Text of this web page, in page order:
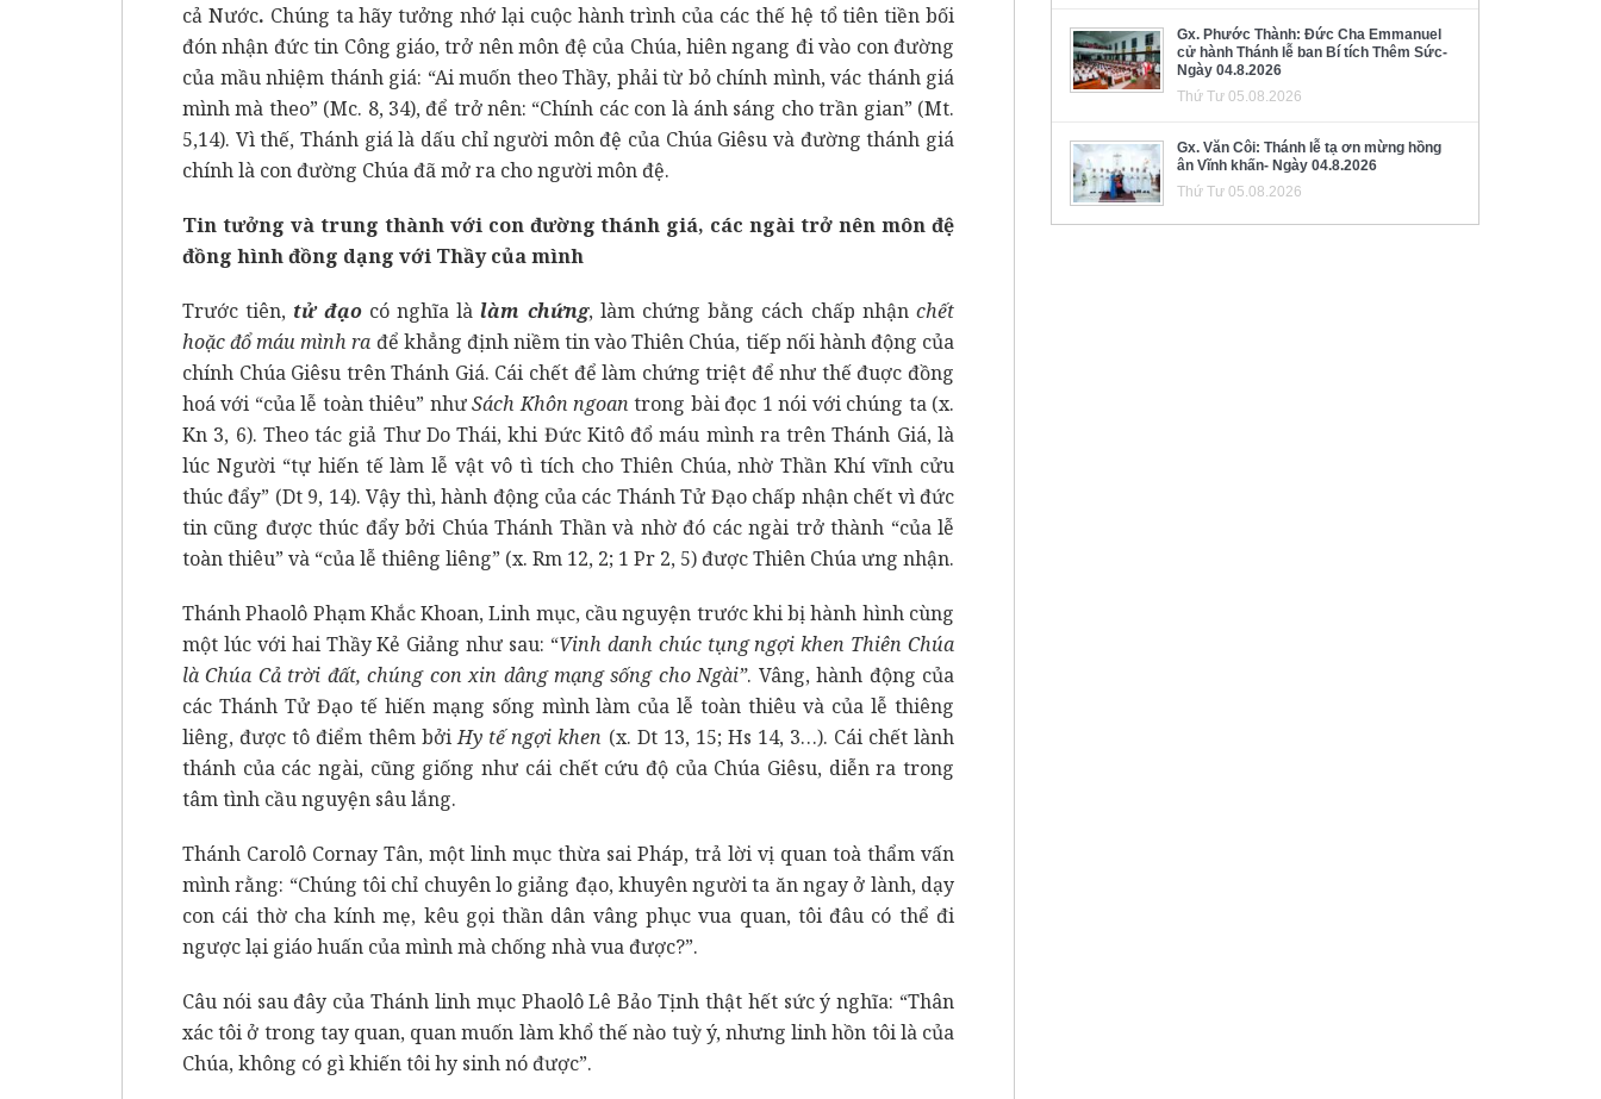
cả Nước. Chúng ta hãy tưởng nhớ lại cuộc hành trình của các thế hệ tổ tiên tiền bối
đón nhận đức tin Công giáo, trở nên môn đệ của Chúa, hiên ngang đi vào con đường
của mầu nhiệm thánh giá: “Ai muốn theo Thầy, phải từ bỏ chính mình, vác thánh giá
mình mà theo” (Mc. 8, 34), để trở nên: “Chính các con là ánh sáng cho trần gian” (Mt.
5,14). Vì thế, Thánh giá là dấu chỉ người môn đệ của Chúa Giêsu và đường thánh giá
chính là con đường Chúa đã mở ra cho người môn đệ.
Tin tưởng và trung thành với con đường thánh giá, các ngài trở nên môn đệ
đồng hình đồng dạng với Thầy của mình
Trước tiên, tử đạocó nghĩa làlàm chứng, làm chứng bằng cách chấp nhậnchết
hoặc đổ máu mình ra để khẳng định niềm tin vào Thiên Chúa, tiếp nối hành động của
chính Chúa Giêsu trên Thánh Giá. Cái chết để làm chứng triệt để như thế đuợc đồng
hoá với “của lễ toàn thiêu” nhưSách Khôn ngoan trong bài đọc 1 nói với chúng ta (x.
Kn 3, 6). Theo tác giả Thư Do Thái, khi Đức Kitô đổ máu mình ra trên Thánh Giá, là
lúc Người “tự hiến tế làm lễ vật vô tì tích cho Thiên Chúa, nhờ Thần Khí vĩnh cửu
thúc đẩy” (Dt 9, 14). Vậy thì, hành động của các Thánh Tử Đạo chấp nhận chết vì đức
tin cũng được thúc đẩy bởi Chúa Thánh Thần và nhờ đó các ngài trở thành “của lễ
toàn thiêu” và “của lễ thiêng liêng” (x. Rm 12, 2; 1 Pr 2, 5) được Thiên Chúa ưng nhận.
Thánh Phaolô Phạm Khắc Khoan, Linh mục, cầu nguyện trước khi bị hành hình cùng
một lúc với hai Thầy Kẻ Giảng như sau: “Vinh danh chúc tụng ngợi khen Thiên Chúa
là Chúa Cả trời đất, chúng con xin dâng mạng sống cho Ngài”. Vâng, hành động của
các Thánh Tử Đạo tế hiến mạng sống mình làm của lễ toàn thiêu và của lễ thiêng
liêng, được tô điểm thêm bởiHy tế ngợi khen (x. Dt 13, 15; Hs 14, 3…). Cái chết lành
thánh của các ngài, cũng giống như cái chết cứu độ của Chúa Giêsu, diễn ra trong
tâm tình cầu nguyện sâu lắng.
Thánh Carolô Cornay Tân, một linh mục thừa sai Pháp, trả lời vị quan toà thẩm vấn
mình rằng: “Chúng tôi chỉ chuyên lo giảng đạo, khuyên người ta ăn ngay ở lành, dạy
con cái thờ cha kính mẹ, kêu gọi thần dân vâng phục vua quan, tôi đâu có thể đi
ngược lại giáo huấn của mình mà chống nhà vua được?”.
Câu nói sau đây của Thánh linh mục Phaolô Lê Bảo Tịnh thật hết sức ý nghĩa: “Thân
xác tôi ở trong tay quan, quan muốn làm khổ thế nào tuỳ ý, nhưng linh hồn tôi là của
Chúa, không có gì khiến tôi hy sinh nó được”.
Gx. Phước Thành: Đức Cha Emmanuel
cử hành Thánh lễ ban Bí tích Thêm Sức-
Ngày 04.8.2026
Thứ Tư 05.08.2026
Gx. Văn Côi: Thánh lễ tạ ơn mừng hồng
ân Vĩnh khấn- Ngày 04.8.2026
Thứ Tư 05.08.2026